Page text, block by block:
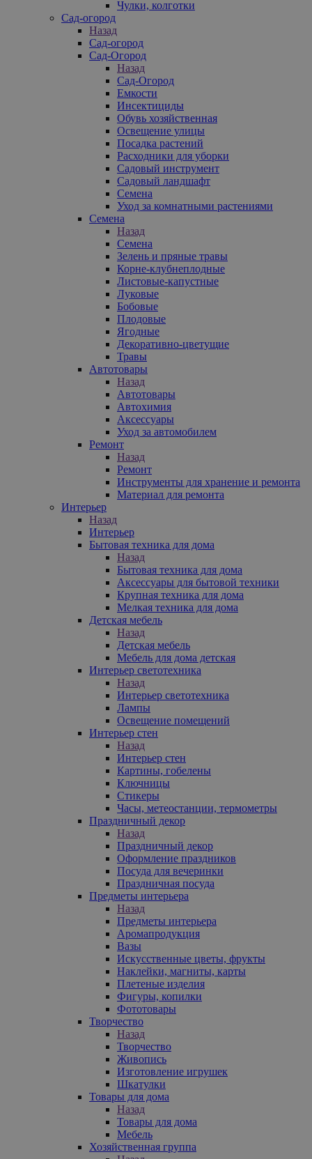
Чулки, колготки
Сад-огород
Назад
Сад-огород
Сад-Огород
Назад
Сад-Огород
Емкости
Инсектициды
Обувь хозяйственная
Освещение улицы
Посадка растений
Расходники для уборки
Садовый инструмент
Садовый ландшафт
Семена
Уход за комнатными растениями
Семена
Назад
Семена
Зелень и пряные травы
Корне-клубнеплодные
Листовые-капустные
Луковые
Бобовые
Плодовые
Ягодные
Декоративно-цветущие
Травы
Автотовары
Назад
Автотовары
Автохимия
Аксессуары
Уход за автомобилем
Ремонт
Назад
Ремонт
Инструменты для хранение и ремонта
Материал для ремонта
Интерьер
Назад
Интерьер
Бытовая техника для дома
Назад
Бытовая техника для дома
Аксессуары для бытовой техники
Крупная техника для дома
Мелкая техника для дома
Детская мебель
Назад
Детская мебель
Мебель для дома детская
Интерьер светотехника
Назад
Интерьер светотехника
Лампы
Освещение помещений
Интерьер стен
Назад
Интерьер стен
Картины, гобелены
Ключницы
Стикеры
Часы, метеостанции, термометры
Праздничный декор
Назад
Праздничный декор
Оформление праздников
Посуда для вечеринки
Праздничная посуда
Предметы интерьера
Назад
Предметы интерьера
Аромапродукция
Вазы
Искусственные цветы, фрукты
Наклейки, магниты, карты
Плетеные изделия
Фигуры, копилки
Фототовары
Творчество
Назад
Творчество
Живопись
Изготовление игрушек
Шкатулки
Товары для дома
Назад
Товары для дома
Мебель
Хозяйственная группа